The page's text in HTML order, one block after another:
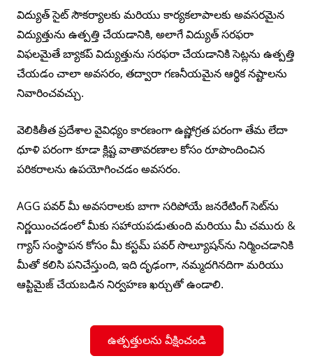
విద్యుత్ సైట్ సౌకర్యాలకు మరియు కార్యకలాపాలకు అవసరమైన
విద్యుత్తును ఉత్పత్తి చేయడానికి, అలాగే విద్యుత్ సరఫరా
విఫలమైతే బ్యాకప్ విద్యుత్తును సరఫరా చేయడానికి సెట్లను ఉత్పత్తి
చేయడం చాలా అవసరం, తద్వారా గణనీయమైన ఆర్థిక నష్టాలను
నివారించవచ్చు.
వెలికితీత ప్రదేశాల వైవిధ్యం కారణంగా ఉష్ణోగ్రత పరంగా తేమ లేదా
ధూళి పరంగా కూడా క్లిష్ట వాతావరణాల కోసం రూపొందించిన
పరికరాలను ఉపయోగించడం అవసరం.
AGG పవర్ మీ అవసరాలకు బాగా సరిపోయే జనరేటింగ్ సెట్‌ను
నిర్ణయించడంలో మీకు సహాయపడుతుంది మరియు మీ చమురు &
గ్యాస్ సంస్థాపన కోసం మీ కస్టమ్ పవర్ సొల్యూషన్‌ను నిర్మించడానికి
మీతో కలిసి పనిచేస్తుంది, ఇది దృఢంగా, నమ్మదగినదిగా మరియు
ఆప్టిమైజ్ చేయబడిన నిర్వహణ ఖర్చుతో ఉండాలి.
ఉత్పత్తులను వీక్షించండి